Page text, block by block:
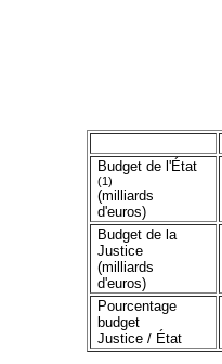
Budget de l'État
(1)
(milliards
d'euros)
Budget de la
Justice
(milliards
d'euros)
Pourcentage
budget
Justice / État